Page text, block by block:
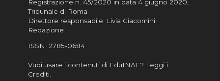
Registrazione n. 45/2020 in data 4 giugno 2020,
Tribunale di Roma
Direttore responsabile: Livia Giacomini
Redazione
ISSN: 2785-0684
Vuoi usare i contenuti di EduINAF? Leggi i
Crediti.